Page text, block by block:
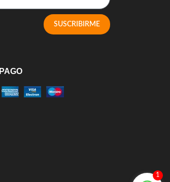
SUSCRIBIRME
1